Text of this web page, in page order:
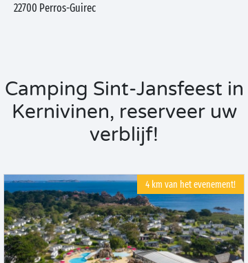
22700 Perros-Guirec
Camping Sint-Jansfeest in
Kernivinen, reserveer uw
verblijf!
4 km van het evenement!